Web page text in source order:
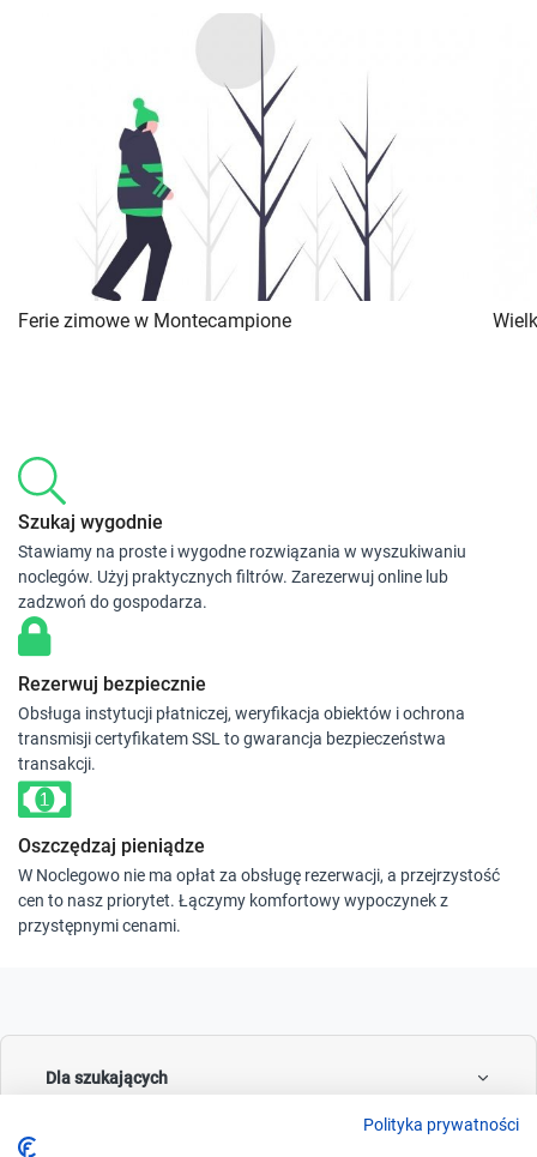
Ferie zimowe w Montecampione
Szukaj wygodnie
Stawiamy na proste i wygodne rozwiązania w wyszukiwaniu
noclegów. Użyj praktycznych filtrów. Zarezerwuj online lub
zadzwoń do gospodarza.
Rezerwuj bezpiecznie
Obsługa instytucji płatniczej, weryfikacja obiektów i ochrona
transmisji certyfikatem SSL to gwarancja bezpieczeństwa
transakcji.
Oszczędzaj pieniądze
W Noclegowo nie ma opłat za obsługę rezerwacji, a przejrzystość
cen to nasz priorytet. Łączymy komfortowy wypoczynek z
przystępnymi cenami.
Dla szukających
Polityka prywatności